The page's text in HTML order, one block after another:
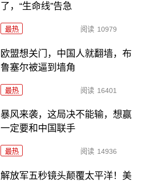
了，“生命线”告急
最热 阅读 10979
欧盟想关门，中国人就翻墙，布
鲁塞尔被逼到墙角
最热 阅读 16401
暴风来袭，这局决不能输，想赢
一定要和中国联手
最热 阅读 14936
解放军五秒镜头颠覆太平洋！美